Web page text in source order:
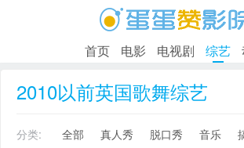
首页 电影 电视剧 综艺
2010以前英国歌舞综艺
分类: 全部 真人秀 脱口秀 音乐